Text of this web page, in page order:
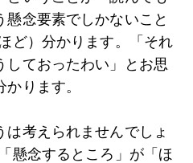
懸念要素でしかないこと
ど）分かります。「それ
しておったわい」とお思
ります。
は考えられませんでしょ
懸念するところ」が「ほ